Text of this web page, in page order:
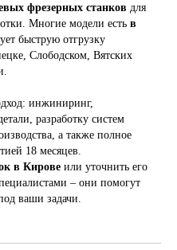
фрезерных станков для
Многие модели есть в
быструю отгрузку
Слободском, Вятских
инжиниринг,
разработку систем
а также полное
18 месяцев.
в Кирове или уточнить его
– они помогут
ваши задачи.